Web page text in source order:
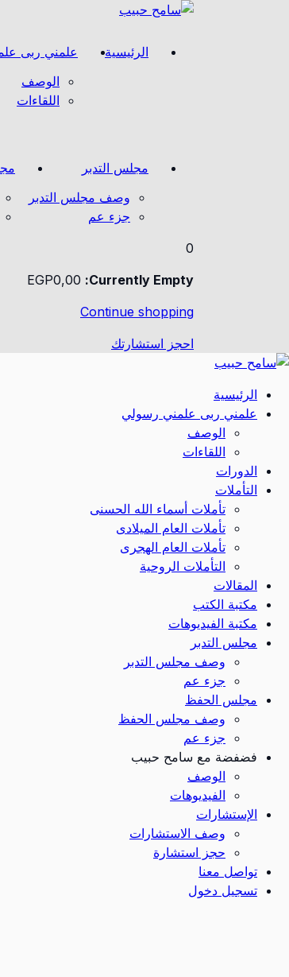
الرئيسية
علمني ربى
الوصف
اللقاءات
مجلس التدبر
وصف مجلس التدبر
جزء عم
0
Currently Empty:
EGP0,00
Continue shopping
احجز استشارتك
الرئيسية
علمني ربى علمني رسولي
الوصف
اللقاءات
الدورات
التأملات
تأملات أسماء الله الحسنى
تأملات العام الميلادى
تأملات العام الهجرى
التأملات الروحية
المقالات
مكتبة الكتب
مكتبة الفيديوهات
مجلس التدبر
وصف مجلس التدبر
جزء عم
مجلس الحفظ
وصف مجلس الحفظ
جزء عم
فضفضة مع سامح حبيب
الوصف
الفيديوهات
الإستشارات
وصف الاستشارات
حجز استشارة
تواصل معنا
تسجيل دخول